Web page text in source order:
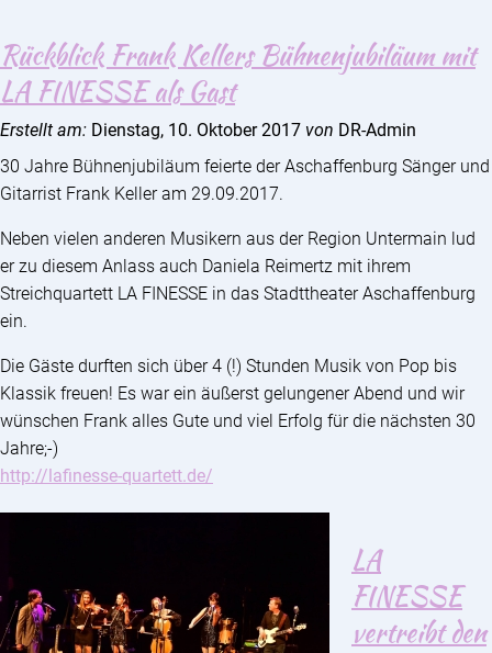
Rückblick Frank Kellers Bühnenjubiläum mit
LA FINESSE als Gast
Erstellt am: Dienstag, 10. Oktober 2017 von DR-Admin
30 Jahre Bühnenjubiläum feierte der Aschaffenburg Sänger und
Gitarrist Frank Keller am 29.09.2017.
Neben vielen anderen Musikern aus der Region Untermain lud
er zu diesem Anlass auch Daniela Reimertz mit ihrem
Streichquartett LA FINESSE in das Stadttheater Aschaffenburg
ein.
Die Gäste durften sich über 4 (!) Stunden Musik von Pop bis
Klassik freuen! Es war ein äußerst gelungener Abend und wir
wünschen Frank alles Gute und viel Erfolg für die nächsten 30
Jahre;-)
http://lafinesse-quartett.de/
LA
FINESSE
vertreibt den